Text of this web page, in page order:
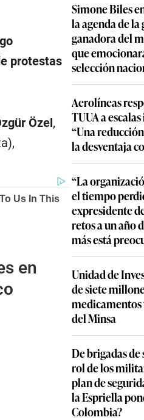
protestas
Özel,
en
Simone Biles
la agenda de
ganadora del
que
selección
Aerolíneas
TUUA a
“Una
la desventaja
“La
el tiempo
expresidente
retos a un año
más está
Unidad de
de siete
medicamentos
del Minsa
De brigadas
rol de los
plan de
la Espriella
Colombia?